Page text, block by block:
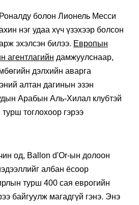
болон Лионель Месси
нэг удаа хүч үзэхээр болсон
эхэлсэн билээ. Европын
агентлагийн дамжуулснаар,
дэлхийн аварга
алтан дагинын эзэн
Арабын Аль-Хилал клубтэй
тоглохоор гэрээ
од, Ballon d'Or-ын долоон
албан ёсоор
турш 400 сая еврогийн
байгуулж магадгүй гэнэ. Энэ